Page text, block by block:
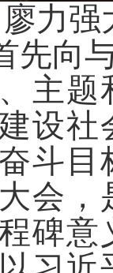
廖力
先向
主
设
斗
会
碑